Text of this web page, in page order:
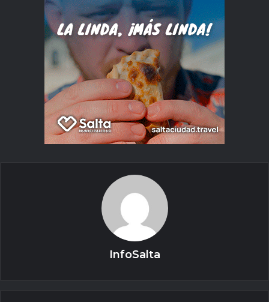
InfoSalta